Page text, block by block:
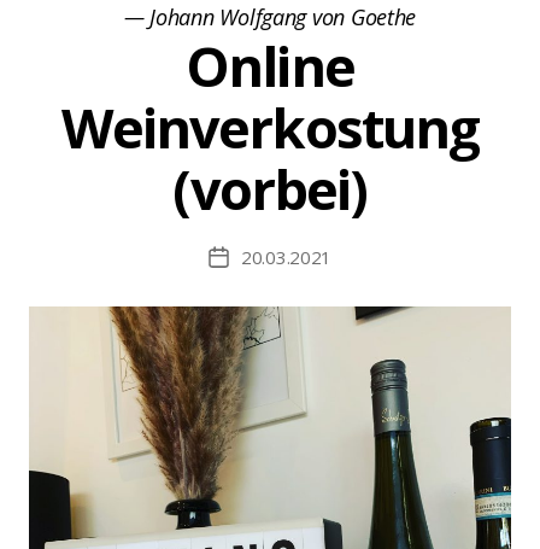
— Johann Wolfgang von Goethe
Online
Weinverkostung
(vorbei)
Beitragsdatum
20.03.2021